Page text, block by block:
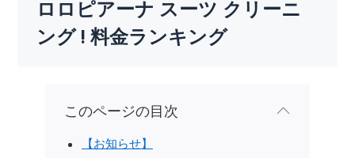
ロロピアーナ スーツ クリーニ
ング ! 料金ランキング
このページの目次
【お知らせ】